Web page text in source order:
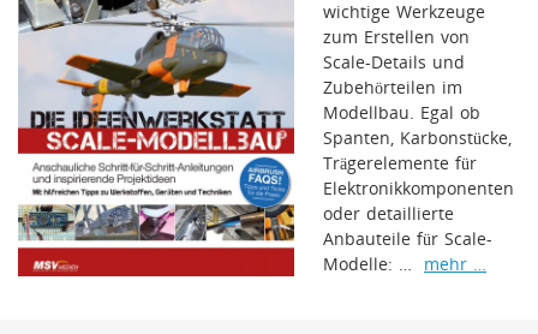
wichtige Werkzeuge
zum Erstellen von
Scale-Details und
Zubehörteilen im
Modellbau. Egal ob
Spanten, Karbonstücke,
Trägerelemente für
Elektronikkomponenten
oder detaillierte
Anbauteile für Scale-
Modelle: … mehr …